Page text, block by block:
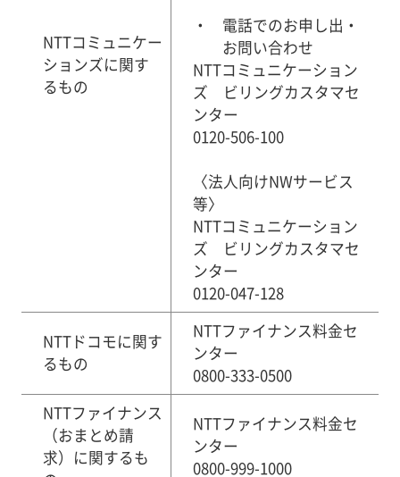
NTTコミュニケー
ションズに関す
るもの
電話でのお申し出・
お問い合わせ
NTTコミュニケーション
ズ ビリングカスタマセ
ンター
0120-506-100
〈法人向けNWサービス
等〉
NTTコミュニケーション
ズ ビリングカスタマセ
ンター
0120-047-128
NTTドコモに関す
るもの
NTTファイナンス料金セ
ンター
0800-333-0500
NTTファイナンス
（おまとめ請
求）に関するも
NTTファイナンス料金セ
ンター
0800-999-1000